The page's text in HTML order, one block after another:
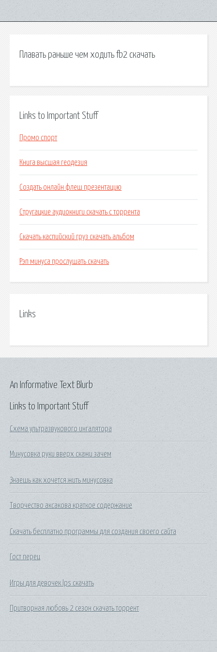
Плавать раньше чем ходить fb2 скачать
Links to Important Stuff
Промо спорт
Книга высшая геодезия
Создать онлайн флеш презентацию
Стругацкие аудиокниги скачать с торрента
Скачать каспийский груз скачать альбом
Рэп минуса прослушать скачать
Links
Links to Important Stuff
Схема ультразвукового ингалятора
Минусовка руки вверх скажи зачем
Знаешь как хочется жить минусовка
Творчество аксакова краткое содержание
Скачать бесплатно программы для создания своего сайта
Гост перец
Игры для девочек lps скачать
Притворная любовь 2 сезон скачать торрент
An Informative Text Blurb